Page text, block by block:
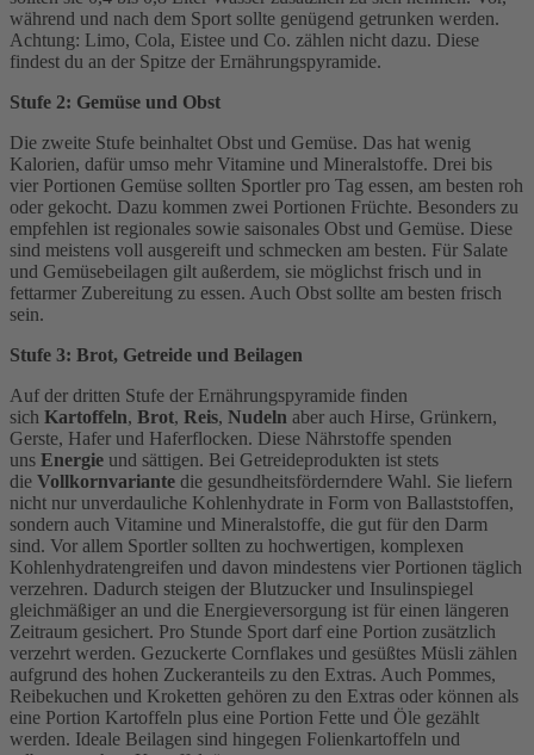
während und nach dem Sport sollte genügend getrunken werden.
Achtung: Limo, Cola, Eistee und Co. zählen nicht dazu. Diese
findest du an der Spitze der Ernährungspyramide.
Stufe 2: Gemüse und Obst
Die zweite Stufe beinhaltet Obst und Gemüse. Das hat wenig
Kalorien, dafür umso mehr Vitamine und Mineralstoffe. Drei bis
vier Portionen Gemüse sollten Sportler pro Tag essen, am besten roh
oder gekocht. Dazu kommen zwei Portionen Früchte. Besonders zu
empfehlen ist regionales sowie saisonales Obst und Gemüse. Diese
sind meistens voll ausgereift und schmecken am besten. Für Salate
und Gemüsebeilagen gilt außerdem, sie möglichst frisch und in
fettarmer Zubereitung zu essen. Auch Obst sollte am besten frisch
sein.
Stufe 3: Brot, Getreide und Beilagen
Auf der dritten Stufe der Ernährungspyramide finden
sich Kartoffeln, Brot, Reis, Nudeln aber auch Hirse, Grünkern,
Gerste, Hafer und Haferflocken. Diese Nährstoffe spenden
uns Energie und sättigen. Bei Getreideprodukten ist stets
die Vollkornvariante die gesundheitsförderndere Wahl. Sie liefern
nicht nur unverdauliche Kohlenhydrate in Form von Ballaststoffen,
sondern auch Vitamine und Mineralstoffe, die gut für den Darm
sind. Vor allem Sportler sollten zu hochwertigen, komplexen
Kohlenhydratengreifen und davon mindestens vier Portionen täglich
verzehren. Dadurch steigen der Blutzucker und Insulinspiegel
gleichmäßiger an und die Energieversorgung ist für einen längeren
Zeitraum gesichert. Pro Stunde Sport darf eine Portion zusätzlich
verzehrt werden. Gezuckerte Cornflakes und gesüßtes Müsli zählen
aufgrund des hohen Zuckeranteils zu den Extras. Auch Pommes,
Reibekuchen und Kroketten gehören zu den Extras oder können als
eine Portion Kartoffeln plus eine Portion Fette und Öle gezählt
werden. Ideale Beilagen sind hingegen Folienkartoffeln und